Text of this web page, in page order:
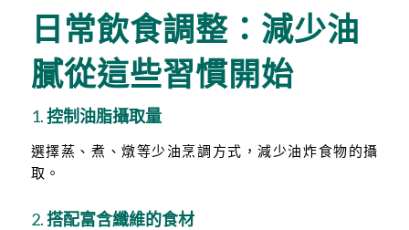
日常飲食調整：減少油
膩從這些習慣開始
1.控制油脂攝取量
選擇蒸、煮、燉等少油烹調方式，減少油炸食物的攝
取。
2.搭配富含纖維的食材